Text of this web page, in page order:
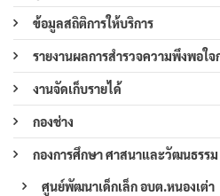
ข้อมูลสถิติการให้บริการ
รายงานผลการสำรวจความพึงพอใจ
งานจัดเก็บรายได้
กองช่าง
กองการศึกษา ศาสนาและวัฒนธรรม
ศูนย์พัฒนาเด็กเล็ก อบต.หนองเต่า